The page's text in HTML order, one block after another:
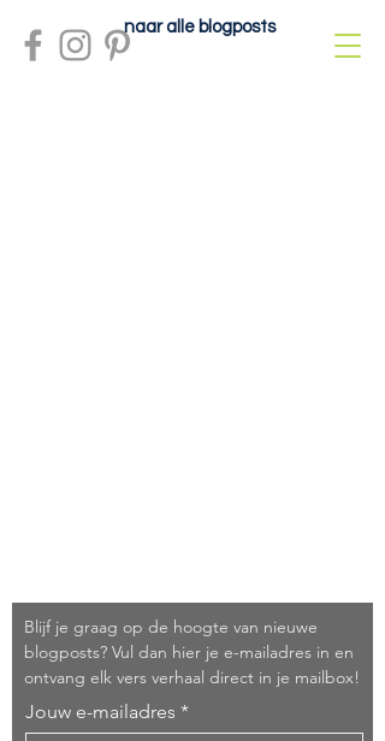
naar alle blogposts
Blijf je graag op de hoogte van nieuwe
blogposts? Vul dan hier je e-mailadres in en
ontvang elk vers verhaal direct in je mailbox!
Jouw e-mailadres